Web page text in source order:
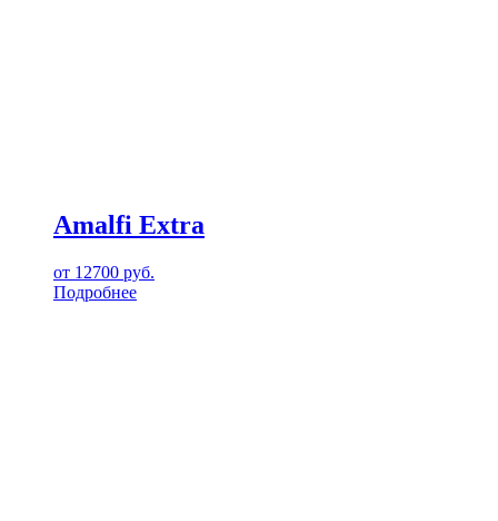
Amalfi Extra
от 12700 руб.
Подробнее